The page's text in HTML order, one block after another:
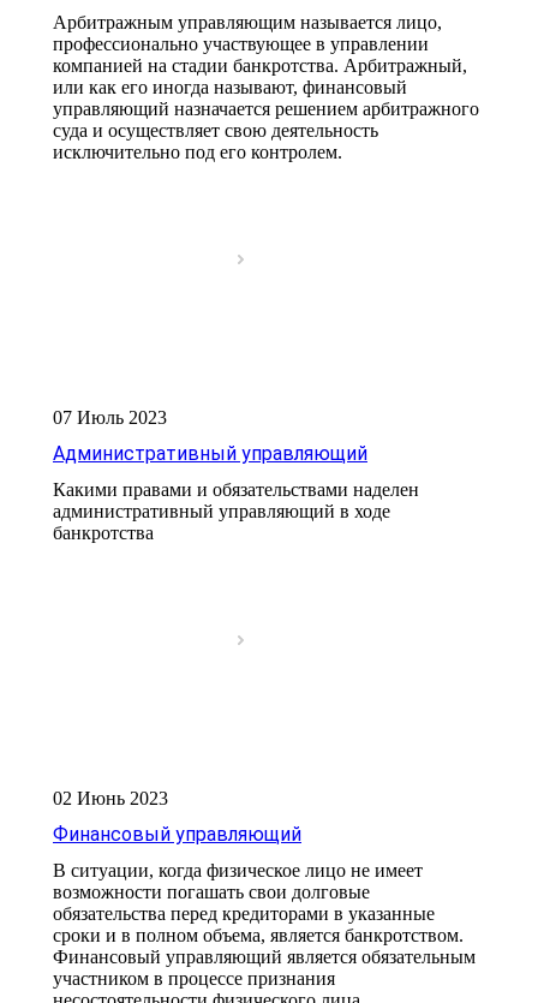
Арбитражным управляющим называется лицо,
профессионально участвующее в управлении
компанией на стадии банкротства. Арбитражный,
или как его иногда называют, финансовый
управляющий назначается решением арбитражного
суда и осуществляет свою деятельность
исключительно под его контролем.
07 Июль 2023
Административный управляющий
Какими правами и обязательствами наделен
административный управляющий в ходе
банкротства
02 Июнь 2023
Финансовый управляющий
В ситуации, когда физическое лицо не имеет
возможности погашать свои долговые
обязательства перед кредиторами в указанные
сроки и в полном объема, является банкротством.
Финансовый управляющий является обязательным
участником в процессе признания